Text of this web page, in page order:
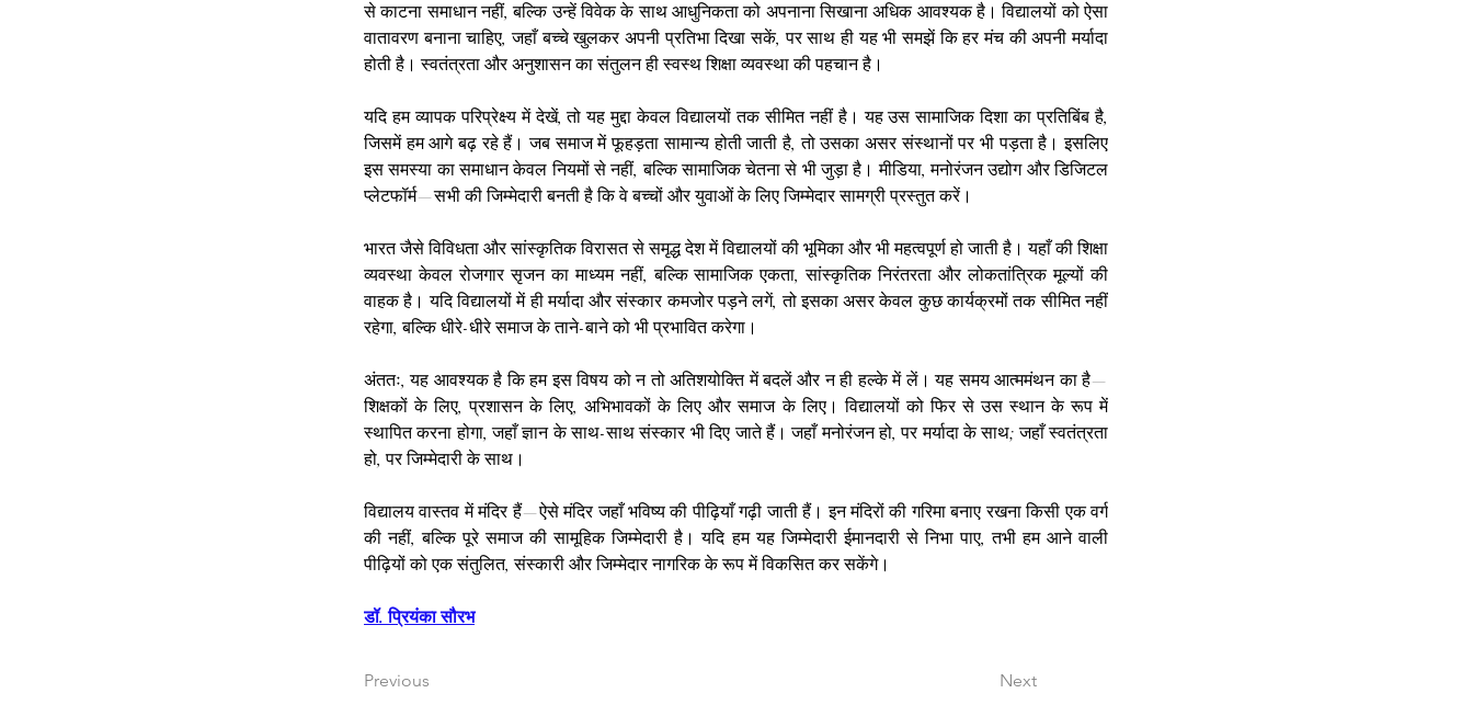
से काटना समाधान नहीं, बल्कि उन्हें विवेक के साथ आधुनिकता को अपनाना सिखाना अधिक आवश्यक है। विद्यालयों को ऐसा
वातावरण बनाना चाहिए, जहाँ बच्चे खुलकर अपनी प्रतिभा दिखा सकें, पर साथ ही यह भी समझें कि हर मंच की अपनी मर्यादा
होती है। स्वतंत्रता और अनुशासन का संतुलन ही स्वस्थ शिक्षा व्यवस्था की पहचान है।
यदि हम व्यापक परिप्रेक्ष्य में देखें, तो यह मुद्दा केवल विद्यालयों तक सीमित नहीं है। यह उस सामाजिक दिशा का प्रतिबिंब है,
जिसमें हम आगे बढ़ रहे हैं। जब समाज में फूहड़ता सामान्य होती जाती है, तो उसका असर संस्थानों पर भी पड़ता है। इसलिए
इस समस्या का समाधान केवल नियमों से नहीं, बल्कि सामाजिक चेतना से भी जुड़ा है। मीडिया, मनोरंजन उद्योग और डिजिटल
प्लेटफॉर्म—सभी की जिम्मेदारी बनती है कि वे बच्चों और युवाओं के लिए जिम्मेदार सामग्री प्रस्तुत करें।
भारत जैसे विविधता और सांस्कृतिक विरासत से समृद्ध देश में विद्यालयों की भूमिका और भी महत्वपूर्ण हो जाती है। यहाँ की शिक्षा
व्यवस्था केवल रोजगार सृजन का माध्यम नहीं, बल्कि सामाजिक एकता, सांस्कृतिक निरंतरता और लोकतांत्रिक मूल्यों की
वाहक है। यदि विद्यालयों में ही मर्यादा और संस्कार कमजोर पड़ने लगें, तो इसका असर केवल कुछ कार्यक्रमों तक सीमित नहीं
रहेगा, बल्कि धीरे-धीरे समाज के ताने-बाने को भी प्रभावित करेगा।
अंततः, यह आवश्यक है कि हम इस विषय को न तो अतिशयोक्ति में बदलें और न ही हल्के में लें। यह समय आत्ममंथन का है—
शिक्षकों के लिए, प्रशासन के लिए, अभिभावकों के लिए और समाज के लिए। विद्यालयों को फिर से उस स्थान के रूप में
स्थापित करना होगा, जहाँ ज्ञान के साथ-साथ संस्कार भी दिए जाते हैं। जहाँ मनोरंजन हो, पर मर्यादा के साथ; जहाँ स्वतंत्रता
हो, पर जिम्मेदारी के साथ।
विद्यालय वास्तव में मंदिर हैं—ऐसे मंदिर जहाँ भविष्य की पीढ़ियाँ गढ़ी जाती हैं। इन मंदिरों की गरिमा बनाए रखना किसी एक वर्ग
की नहीं, बल्कि पूरे समाज की सामूहिक जिम्मेदारी है। यदि हम यह जिम्मेदारी ईमानदारी से निभा पाए, तभी हम आने वाली
पीढ़ियों को एक संतुलित, संस्कारी और जिम्मेदार नागरिक के रूप में विकसित कर सकेंगे।
डॉ. प्रियंका सौरभ
Previous Next